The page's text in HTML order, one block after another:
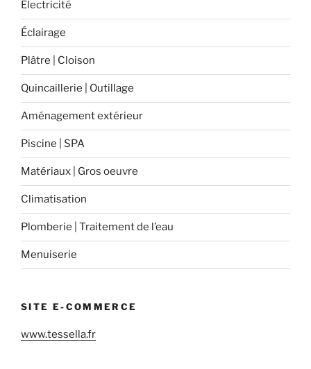
Électricité
Éclairage
Plâtre | Cloison
Quincaillerie | Outillage
Aménagement extérieur
Piscine | SPA
Matériaux | Gros oeuvre
Climatisation
Plomberie | Traitement de l’eau
Menuiserie
SITE E-COMMERCE
www.tessella.fr